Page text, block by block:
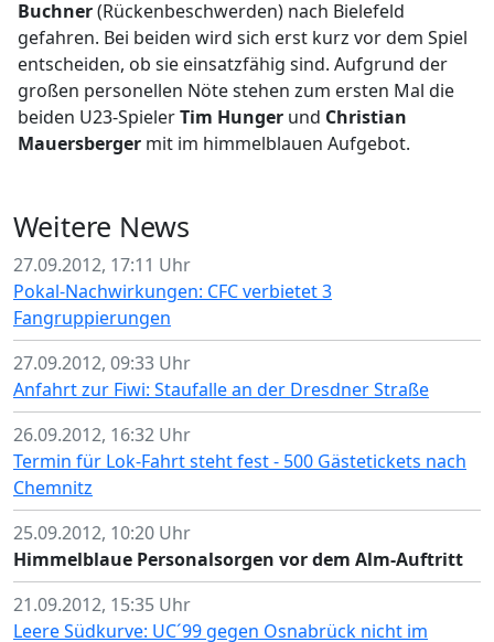
Buchner(Rückenbeschwerden) nach Bielefeld
gefahren. Bei beiden wird sich erst kurz vor dem Spiel
entscheiden, ob sie einsatzfähig sind. Aufgrund der
großen personellen Nöte stehen zum ersten Mal die
beiden U23-SpielerTim Hunger und Christian
Mauersberger mit im himmelblauen Aufgebot.
Weitere News
27.09.2012, 17:11 Uhr
Pokal-Nachwirkungen: CFC verbietet 3
Fangruppierungen
27.09.2012, 09:33 Uhr
Anfahrt zur Fiwi: Staufalle an der Dresdner Straße
26.09.2012, 16:32 Uhr
Termin für Lok-Fahrt steht fest - 500 Gästetickets nach
Chemnitz
25.09.2012, 10:20 Uhr
Himmelblaue Personalsorgen vor dem Alm-Auftritt
21.09.2012, 15:35 Uhr
Leere Südkurve: UC´99 gegen Osnabrück nicht im